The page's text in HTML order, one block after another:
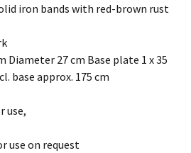
iron bands with red-brown rust
Diameter 27 cm Base plate 1 x 35
base approx. 175 cm
use,
use on request